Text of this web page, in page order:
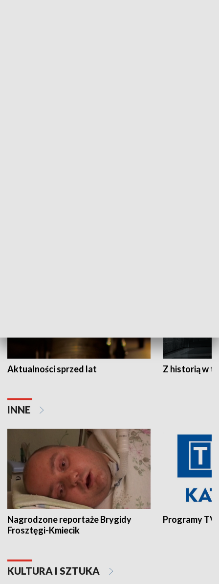
Aktualności sprzed lat Z historią w
INNE
Nagrodzone reportaże Brygidy
Frosztęgi-Kmiecik
Programy
KULTURA I SZTUKA